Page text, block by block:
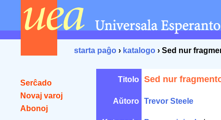
starta paĝo › katalogo › Sed nur
Serĉado
Novaj varoj
Abonoj
Titolo Sed nur
Aŭtoro Trevor Steele